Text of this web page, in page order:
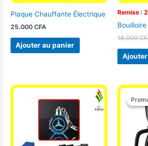
Plaque Chauffante Électrique
25.000CFA
Ajouter au panier
Remise :
16.900